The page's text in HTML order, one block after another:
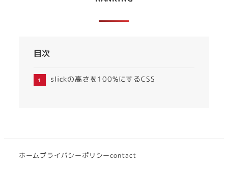
目次
slickの高さを100%にするCSS
ホームプライバシーポリシーcontact